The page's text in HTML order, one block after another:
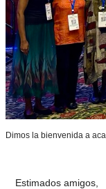
Dimos la bienvenida a
Estimados amigos,